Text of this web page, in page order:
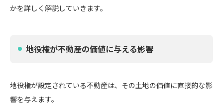
かを詳しく解説していきます。
地役権が不動産の価値に与える影響
地役権が設定されている不動産は、その土地の価値に直接的な影
響を与えます。